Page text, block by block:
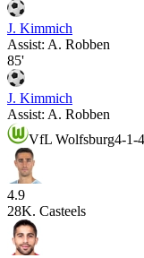
J. Kimmich
Assist: A. Robben
85'
J. Kimmich
Assist: A. Robben
VfL Wolfsburg4-1-
4.9
28K. Casteels